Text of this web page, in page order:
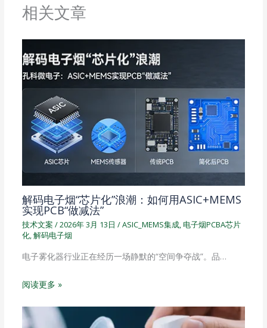
相关文章
解码电子烟“芯片化”浪潮：如何用ASIC+MEMS
实现PCB“做减法”
技术文案/2026年 3月 13日 /ASIC_MEMS集成, 电子烟PCBA芯片
化,解码电子烟
电子雾化器行业正在经历一场静默的“空间争夺战”。品…
阅读更多 »